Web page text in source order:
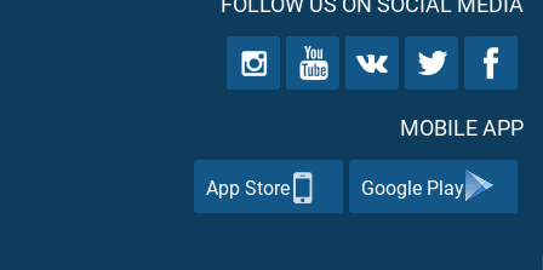
MOBILE APP
Google Play
App Store